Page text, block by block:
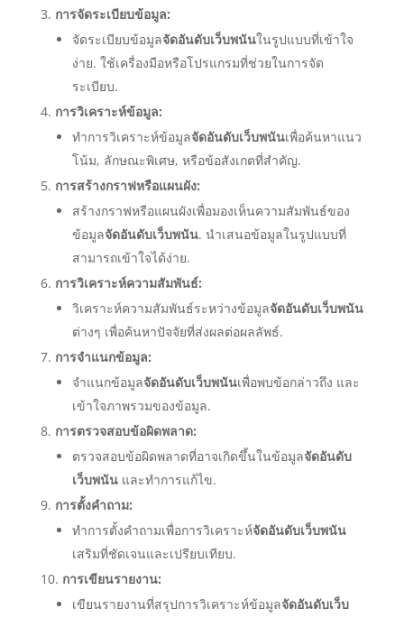
การจัดระเบียบข้อมูล:
จัดระเบียบข้อมูลจัดอันดับเว็บพนันในรูปแบบที่เข้าใจ
ง่าย. ใช้เครื่องมือหรือโปรแกรมที่ช่วยในการจัด
ระเบียบ.
การวิเคราะห์ข้อมูล:
ทำการวิเคราะห์ข้อมูลจัดอันดับเว็บพนันเพื่อค้นหาแนว
โน้ม, ลักษณะพิเศษ, หรือข้อสังเกตที่สำคัญ.
การสร้างกราฟหรือแผนผัง:
สร้างกราฟหรือแผนผังเพื่อมองเห็นความสัมพันธ์ของ
ข้อมูลจัดอันดับเว็บพนัน. นำเสนอข้อมูลในรูปแบบที่
สามารถเข้าใจได้ง่าย.
การวิเคราะห์ความสัมพันธ์:
วิเคราะห์ความสัมพันธ์ระหว่างข้อมูลจัดอันดับเว็บพนัน
ต่างๆ เพื่อค้นหาปัจจัยที่ส่งผลต่อผลลัพธ์.
การจำแนกข้อมูล:
จำแนกข้อมูลจัดอันดับเว็บพนันเพื่อพบข้อกล่าวถึง และ
เข้าใจภาพรวมของข้อมูล.
การตรวจสอบข้อผิดพลาด:
ตรวจสอบข้อผิดพลาดที่อาจเกิดขึ้นในข้อมูลจัดอันดับ
เว็บพนันและทำการแก้ไข.
การตั้งคำถาม:
ทำการตั้งคำถามเพื่อการวิเคราะห์จัดอันดับเว็บพนัน
เสริมที่ชัดเจนและเปรียบเทียบ.
การเขียนรายงาน:
เขียนรายงานที่สรุปการวิเคราะห์ข้อมูลจัดอันดับเว็บ